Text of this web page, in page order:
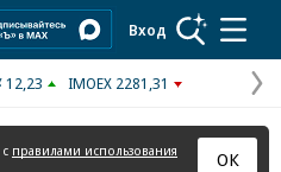
Вход
12,23 IMOEX 2281,31
правилами использования
ОК